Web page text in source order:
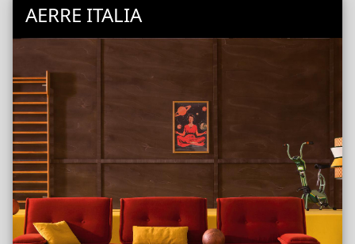
AERRE ITALIA